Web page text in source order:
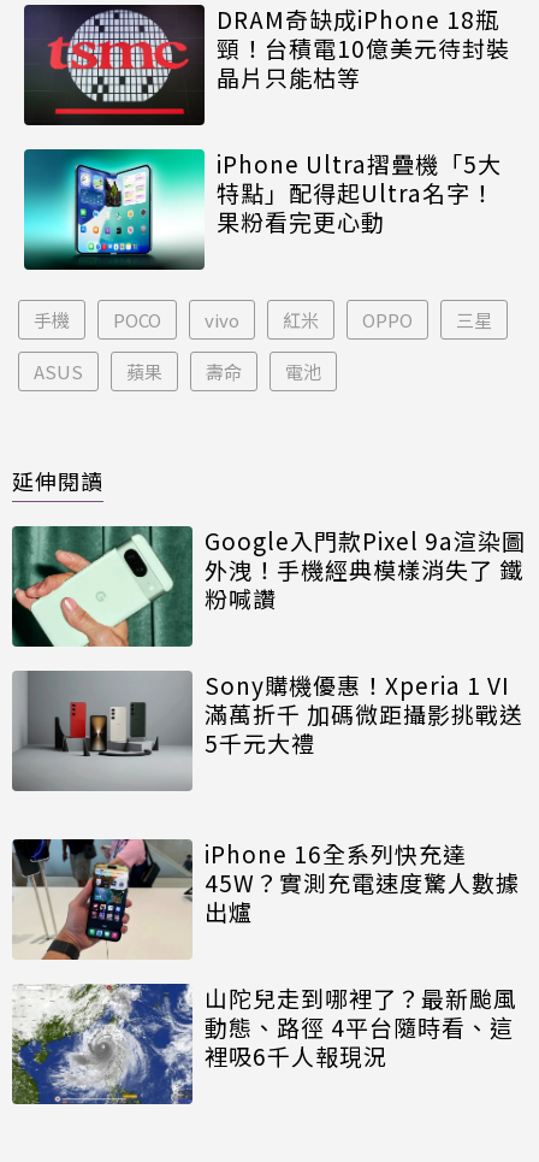
DRAM奇缺成iPhone 18瓶
頸！台積電10億美元待封裝
晶片只能枯等
iPhone Ultra摺疊機「5大
特點」配得起Ultra名字！
果粉看完更心動
手機 POCO vivo 紅米 OPPO 三星
ASUS 蘋果 壽命 電池
延伸閱讀
Google入門款Pixel 9a渲染圖
外洩！手機經典模樣消失了 鐵
粉喊讚
Sony購機優惠！Xperia 1 VI
滿萬折千 加碼微距攝影挑戰送
5千元大禮
iPhone 16全系列快充達
45W？實測充電速度驚人數據
出爐
山陀兒走到哪裡了？最新颱風
動態、路徑 4平台隨時看、這
裡吸6千人報現況